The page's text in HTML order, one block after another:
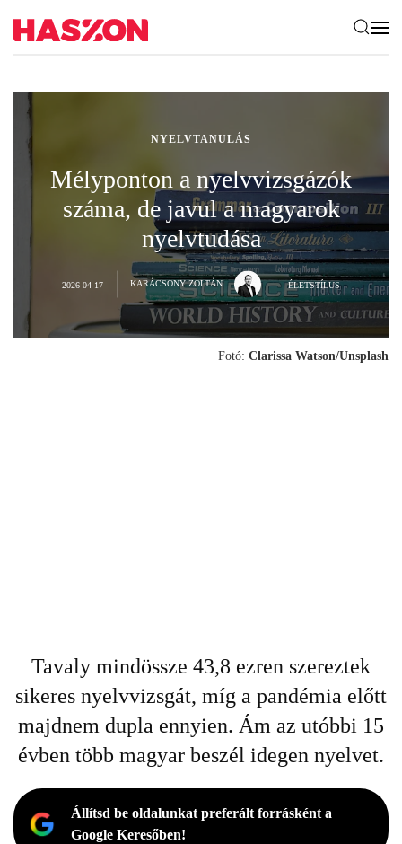
NYELVTANULÁS
Mélyponton a nyelvvizsgázók
száma, de javul a magyarok
nyelvtudása
2026-04-17 KARÁCSONY ZOLTÁN ÉLETSTÍLUS
Fotó: Clarissa Watson/Unsplash
Tavaly mindössze 43,8 ezren szereztek
sikeres nyelvvizsgát, míg a pandémia előtt
majdnem dupla ennyien. Ám az utóbbi 15
évben több magyar beszél idegen nyelvet.
Állítsd be oldalunkat preferált forrásként a
Google Keresőben!